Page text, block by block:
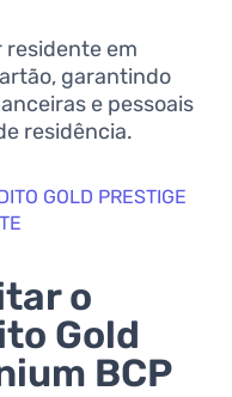
residente em
garantindo
e pessoais
residência.
GOLD PRESTIGE
o
Gold
BCP